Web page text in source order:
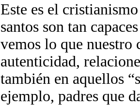
Este es el
santos son tan
vemos lo que nuestro
autenticidad,
también en aquellos
ejemplo, padres que